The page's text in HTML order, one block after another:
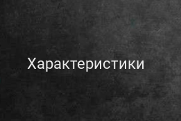
Характеристики